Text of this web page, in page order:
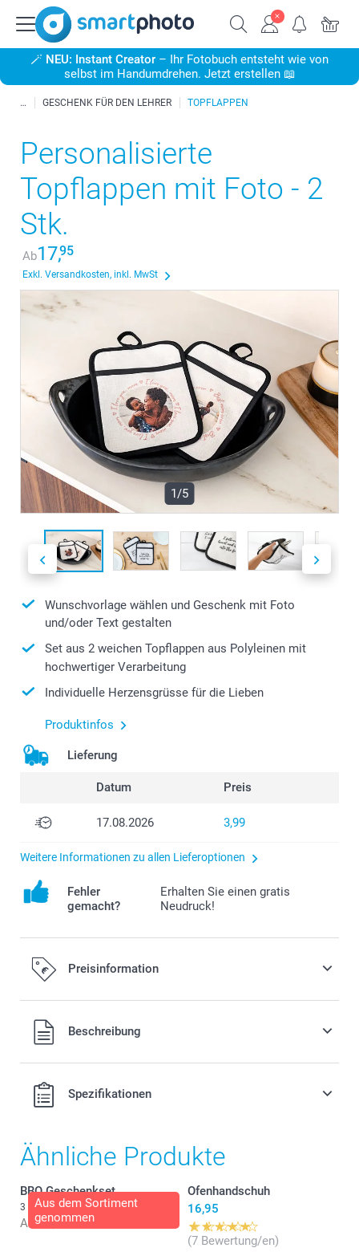
🪄 NEU: Instant Creator – Ihr Fotobuch entsteht wie von
selbst im Handumdrehen. Jetzt erstellen 📖
GESCHENK FÜR DEN LEHRER TOPFLAPPEN
Personalisierte
Topflappen mit Foto - 2
Stk.
Ab17,95
Exkl. Versandkosten, inkl. MwSt
1/5
Wunschvorlage wählen und Geschenk mit Foto
und/oder Text gestalten
Set aus 2 weichen Topflappen aus Polyleinen mit
hochwertiger Verarbeitung
Individuelle Herzensgrüsse für die Lieben
Produktinfos
Lieferung
Datum Preis
17.08.2026 3,99
Weitere Informationen zu allen Lieferoptionen
Fehler
gemacht?
Erhalten Sie einen gratis
Neudruck!
Preisinformation
Alle Preise verstehen sich in EURO (€) inkl. MwSt. und zzgl.
Versandkosten.Beschreibung
Spezifikationen
Ähnliche Produkte
Aus dem Sortiment
genommen
BBQ Geschenkset
3 Varianten
Ab 66,95
Ofenhandschuh
16,95
(7 Bewertung/en)